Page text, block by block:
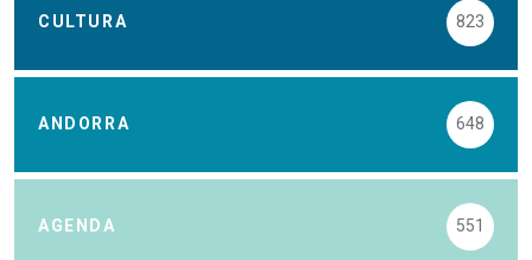
CULTURA 823
ANDORRA 648
AGENDA 551